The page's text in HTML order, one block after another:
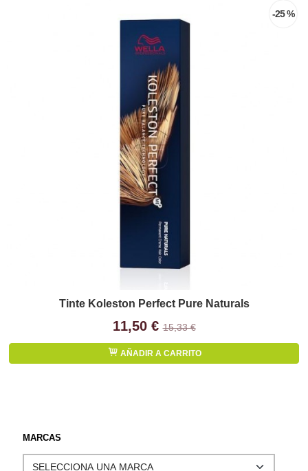
MARCAS
-25 %
Tinte Koleston Perfect Pure Naturals
11,50 €15,33 €
AÑADIR A CARRITO